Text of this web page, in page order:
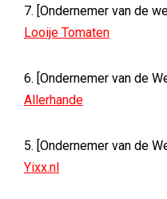
7. [Ondernemer van de
Looije Tomaten
6. [Ondernemer van de
Allerhande
5. [Ondernemer van de
Yixx.nl